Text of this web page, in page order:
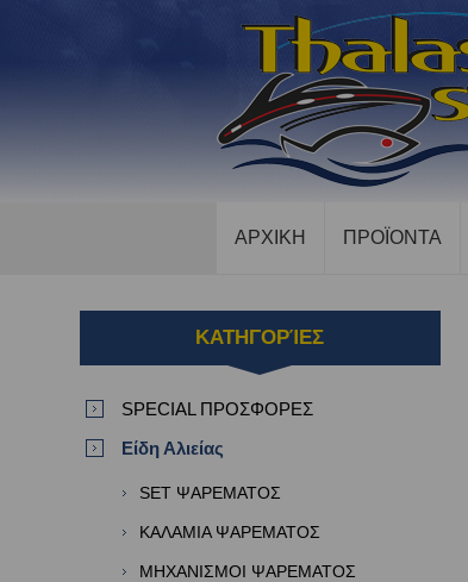
ΑΡΧΙΚΗ ΠΡΟΪΟΝΤΑ
ΚΑΤΗΓΟΡΊΕΣ
SPECIAL ΠΡΟΣΦΟΡΕΣ
Είδη Αλιείας
SET ΨΑΡΕΜΑΤΟΣ
ΚΑΛΑΜΙΑ ΨΑΡΕΜΑΤΟΣ
ΜΗΧΑΝΙΣΜΟΙ ΨΑΡΕΜΑΤΟΣ